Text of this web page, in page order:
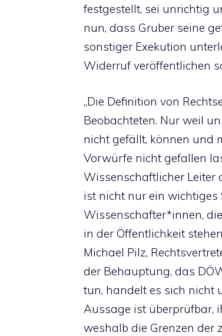
festgestellt, sei unrichtig
nun, dass Gruber seine
sonstiger Exekution
Widerruf veröffentlichen
„Die Definition von
Beobachteten. Nur weil
nicht gefällt, können und
Vorwürfe nicht gefallen
Wissenschaftlicher Leiter
ist nicht nur ein wichtiges
Wissenschafter*innen,
in der Öffentlichkeit
Michael Pilz,
der Behauptung, das
tun, handelt es sich nicht
Aussage ist überprüfbar,
weshalb die Grenzen der